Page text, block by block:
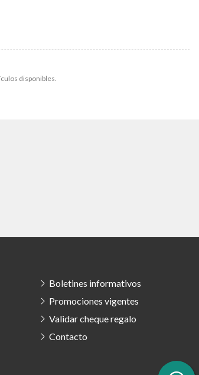
disponibles.
Boletines informativos
Promociones vigentes
Validar cheque regalo
Contacto